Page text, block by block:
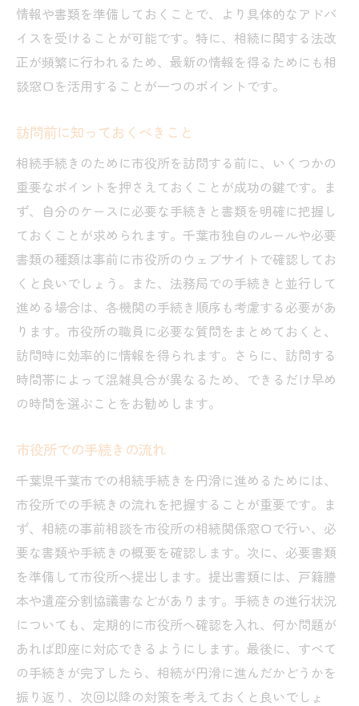
情報や書類を準備しておくことで、より具体的なアドバ
イスを受けることが可能です。特に、相続に関する法改
正が頻繁に行われるため、最新の情報を得るためにも相
談窓口を活用することが一つのポイントです。
訪問前に知っておくべきこと
相続手続きのために市役所を訪問する前に、いくつかの
重要なポイントを押さえておくことが成功の鍵です。ま
ず、自分のケースに必要な手続きと書類を明確に把握し
ておくことが求められます。千葉市独自のルールや必要
書類の種類は事前に市役所のウェブサイトで確認してお
くと良いでしょう。また、法務局での手続きと並行して
進める場合は、各機関の手続き順序も考慮する必要があ
ります。市役所の職員に必要な質問をまとめておくと、
訪問時に効率的に情報を得られます。さらに、訪問する
時間帯によって混雑具合が異なるため、できるだけ早め
の時間を選ぶことをお勧めします。
市役所での手続きの流れ
千葉県千葉市での相続手続きを円滑に進めるためには、
市役所での手続きの流れを把握することが重要です。ま
ず、相続の事前相談を市役所の相続関係窓口で行い、必
要な書類や手続きの概要を確認します。次に、必要書類
を準備して市役所へ提出します。提出書類には、戸籍謄
本や遺産分割協議書などがあります。手続きの進行状況
についても、定期的に市役所へ確認を入れ、何か問題が
あれば即座に対応できるようにします。最後に、すべて
の手続きが完了したら、相続が円滑に進んだかどうかを
振り返り、次回以降の対策を考えておくと良いでしょ